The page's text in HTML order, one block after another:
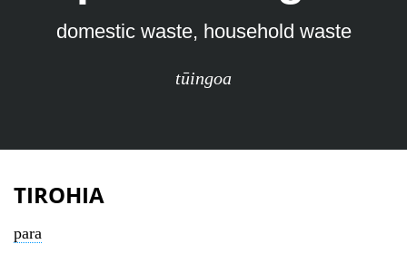
domestic waste, household waste
tūingoa
TIROHIA
para